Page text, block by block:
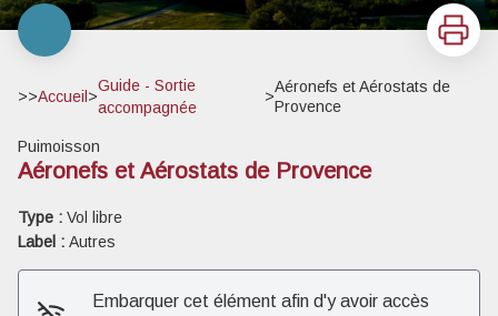
Imprimer
>>Accueil >
Guide - Sortie
accompagnée
>
Aéronefs et Aérostats de
Provence
Puimoisson
Aéronefs et Aérostats de Provence
Type : Vol libre
Label : Autres
Embarquer cet élément afin d'y avoir accès